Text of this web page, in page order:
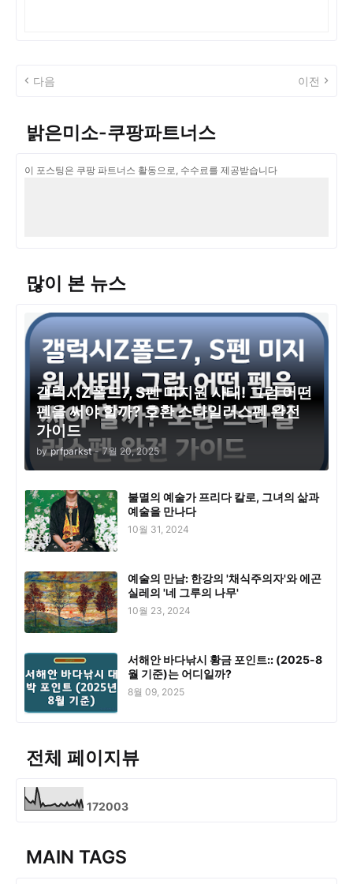
다음 이전
밝은미소-쿠팡파트너스
이 포스팅은 쿠팡 파트너스 활동으로, 수수료를 제공받습니다
많이 본 뉴스
갤럭시Z폴드7, S펜 미지원 사태! 그럼 어떤
펜을 써야 할까? 호환 스타일러스펜 완전
가이드
by prfparkst - 7월 20, 2025
불멸의 예술가 프리다 칼로, 그녀의 삶과
예술을 만나다
10월 31, 2024
예술의 만남: 한강의 '채식주의자'와 에곤
실레의 '네 그루의 나무'
10월 23, 2024
서해안 바다낚시 황금 포인트:: (2025-8
월 기준)는 어디일까?
8월 09, 2025
전체 페이지뷰
172003
MAIN TAGS